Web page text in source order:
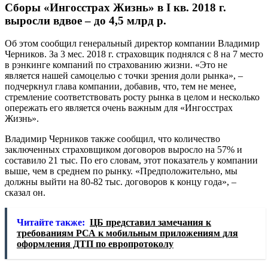
Сборы «Ингосстрах Жизнь» в I кв. 2018 г.
выросли вдвое ‒ до 4,5 млрд р.
Об этом сообщил генеральный директор компании Владимир
Черников. За 3 мес. 2018 г. страховщик поднялся с 8 на 7 место
в рэнкинге компаний по страхованию жизни. «Это не
является нашей самоцелью с точки зрения доли рынка», ‒
подчеркнул глава компании, добавив, что, тем не менее,
стремление соответствовать росту рынка в целом и несколько
опережать его является очень важным для «Ингосстрах
Жизнь».
Владимир Черников также сообщил, что количество
заключенных страховщиком договоров выросло на 57% и
составило 21 тыс. По его словам, этот показатель у компании
выше, чем в среднем по рынку. «Предположительно, мы
должны выйти на 80-82 тыс. договоров к концу года», ‒
сказал он.
Читайте также: ЦБ представил замечания к
требованиям РСА к мобильным приложениям для
оформления ДТП по европротоколу